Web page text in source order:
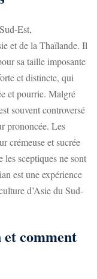
Est,
et de la Thaïlande. Il
sa taille imposante
et distincte, qui
et pourrie. Malgré
souvent controversé
prononcée. Les
crémeuse et sucrée
les sceptiques ne sont
est une expérience
d’Asie du Sud-
comment